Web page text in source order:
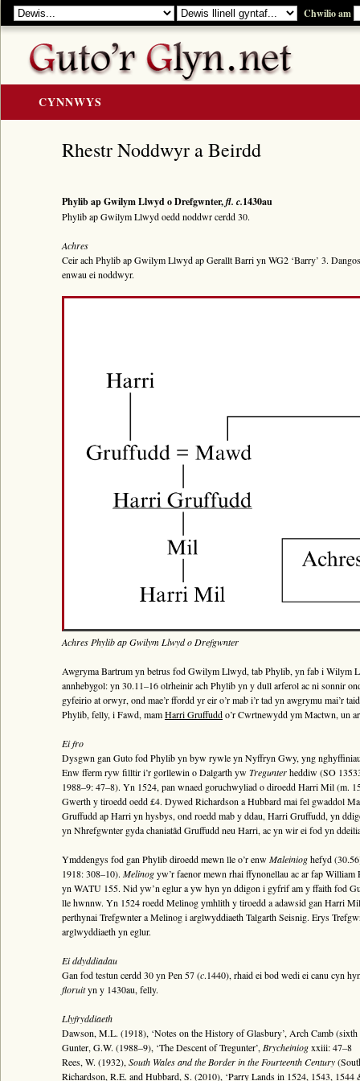
Chwilio am
CYNNWYS
Rhestr Teitlau
Noddwyr a Beirdd
Enwau Personol
Am y prosiect
Y Gerdd a’r Gân
Gwalch Cywyddau Gwŷr
Cyfeillion Cerddorol
Rhestr Noddwyr a Beirdd
Phylib ap Gwilym Llwyd o Drefgwnter,fl. c.1430au
Phylib ap Gwilym Llwyd oedd noddwr cerdd 30.
Achres
Ceir ach Phylib ap Gwilym Llwyd ap Gerallt Barri yn WG2 ‘Barry’ 3.
enwau ei noddwyr.
Achres Phylib ap Gwilym Llwyd o Drefgwnter
Awgryma Bartrum yn betrus fod Gwilym Llwyd, tab Phylib, yn fab i Wilym
annhebygol: yn 30.11–16 olrheinir ach Phylib yn y dull arferol ac ni sonnir
gyfeirio at orwyr, ond mae’r ffordd yr eir o’r mab i’r tad yn awgrymu mai’r
Phylib, felly, i Fawd, mamHarri Gruffuddo’r Cwrtnewydd ym Mactwn, un
Ei fro
Dysgwn gan Guto fod Phylib yn byw rywle yn Nyffryn Gwy, yng
Enw fferm ryw filltir i’r gorllewin o Dalgarth ywTregunterheddiw (SO
1988–9: 47–8). Yn 1524, pan wnaed goruchwyliad o diroedd Harri Mil (m.
Gwerth y tiroedd oedd £4. Dywed Richardson a Hubbard mai fel gwaddol
Gruffudd ap Harri yn hysbys, ond roedd mab y ddau, Harri Gruffudd, yn
yn Nhrefgwnter gyda chaniatâd Gruffudd neu Harri, ac yn wir ei fod yn
Ymddengys fod gan Phylib diroedd mewn lle o’r enwMaleinioghefyd
1918: 308–10). Melinogyw’r faenor mewn rhai ffynonellau ac ar fap
yn WATU 155. Nid yw’n eglur a yw hyn yn ddigon i gyfrif am y ffaith fod
lle hwnnw. Yn 1524 roedd Melinog ymhlith y tiroedd a adawsid gan Harri
perthynai Trefgwnter a Melinog i arglwyddiaeth Talgarth Seisnig. Erys
arglwyddiaeth yn eglur.
Ei ddyddiadau
Gan fod testun cerdd 30 yn Pen 57 (c.1440), rhaid ei bod wedi ei canu cyn
floruityn y 1430au, felly.
Llyfryddiaeth
Dawson, M.L. (1918), ‘Notes on the History of Glasbury’, Arch Camb
Gunter, G.W. (1988–9), ‘The Descent of Tregunter’, Brycheiniogxxiii: 47–8
Rees, W. (1932), South Wales and the Border in the Fourteenth Century
Richardson, R.E. and Hubbard, S. (2010), ‘Parry Lands in 1524, 1543, 1544